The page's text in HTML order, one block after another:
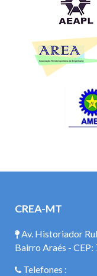
CREA-MT
Av. Historiador
Bairro Araés -
Telefones :